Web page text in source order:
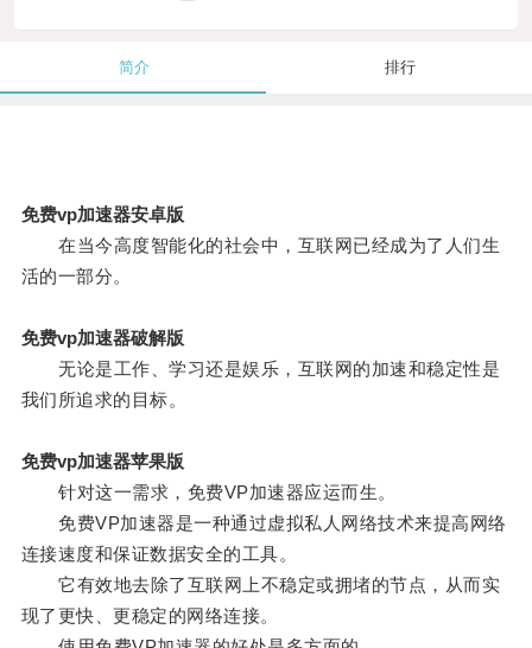
简介 排行
免费vp加速器安卓版
在当今高度智能化的社会中，互联网已经成为了人们生
活的一部分。
免费vp加速器破解版
无论是工作、学习还是娱乐，互联网的加速和稳定性是
我们所追求的目标。
免费vp加速器苹果版
针对这一需求，免费VP加速器应运而生。
免费VP加速器是一种通过虚拟私人网络技术来提高网络
连接速度和保证数据安全的工具。
它有效地去除了互联网上不稳定或拥堵的节点，从而实
现了更快、更稳定的网络连接。